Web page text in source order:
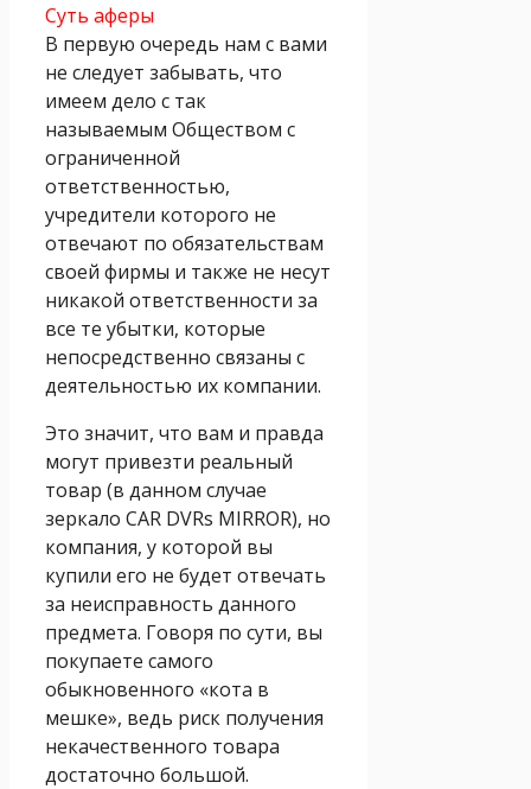
Суть аферы
В первую очередь нам с вами
не следует забывать, что
имеем дело с так
называемым Обществом с
ограниченной
ответственностью,
учредители которого не
отвечают по обязательствам
своей фирмы и также не несут
никакой ответственности за
все те убытки, которые
непосредственно связаны с
деятельностью их компании.
Это значит, что вам и правда
могут привезти реальный
товар (в данном случае
зеркало CAR DVRs MIRROR), но
компания, у которой вы
купили его не будет отвечать
за неисправность данного
предмета. Говоря по сути, вы
покупаете самого
обыкновенного «кота в
мешке», ведь риск получения
некачественного товара
достаточно большой.